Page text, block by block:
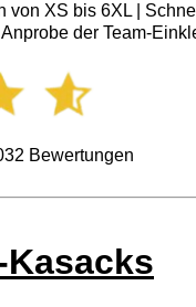
XS bis 6XL |
der Team-
Bewertungen